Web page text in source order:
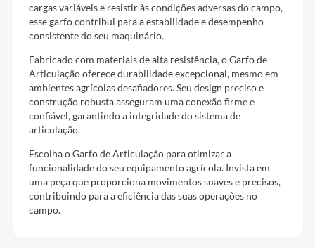
cargas variáveis e resistir às condições adversas do campo,
esse garfo contribui para a estabilidade e desempenho
consistente do seu maquinário.
Fabricado com materiais de alta resistência, o Garfo de
Articulação oferece durabilidade excepcional, mesmo em
ambientes agrícolas desafiadores. Seu design preciso e
construção robusta asseguram uma conexão firme e
confiável, garantindo a integridade do sistema de
articulação.
Escolha o Garfo de Articulação para otimizar a
funcionalidade do seu equipamento agrícola. Invista em
uma peça que proporciona movimentos suaves e precisos,
contribuindo para a eficiência das suas operações no
campo.